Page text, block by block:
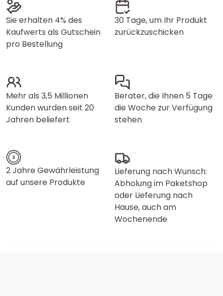
Sie erhalten 4% des
Kaufwerts als Gutschein
pro Bestellung
30 Tage, um Ihr Produkt
zurückzuschicken
Mehr als 3,5 Millionen
Kunden wurden seit 20
Jahren beliefert
Berater, die Ihnen 5 Tage
die Woche zur Verfügung
stehen
2 Jahre Gewährleistung
auf unsere Produkte
Lieferung nach Wunsch:
Abholung im Paketshop
oder Lieferung nach
Hause, auch am
Wochenende